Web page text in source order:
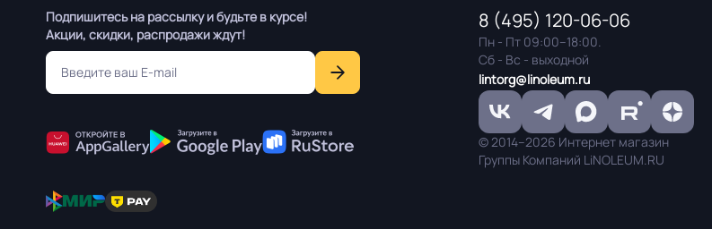
Подпишитесь на рассылку и будьте в курсе!
Акции, скидки, распродажи ждут!
8 (495) 120-06-06
Пн - Пт 09:00–18:00.
Сб - Вс - выходной
lintorg@linoleum.ru
© 2014–2026 Интернет магазин
Группы Компаний LiNOLEUM.RU